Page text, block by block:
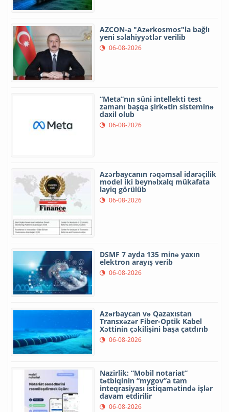
AZCON-a "Azərkosmos"la bağlı
yeni səlahiyyətlər verilib
06-08-2026
“Meta”nın süni intellekti test
zamanı başqa şirkətin sisteminə
daxil olub
06-08-2026
Azərbaycanın rəqəmsal idarəçilik
model iki beynəlxalq mükafata
layiq görülüb
06-08-2026
DSMF 7 ayda 135 minə yaxın
elektron arayış verib
06-08-2026
Azərbaycan və Qazaxıstan
Transxəzər Fiber-Optik Kabel
Xəttinin çəkilişini başa çatdırıb
06-08-2026
Nazirlik: “Mobil notariat”
tətbiqinin “mygov”a tam
inteqrasiyası istiqamətində işlər
davam etdirilir
06-08-2026